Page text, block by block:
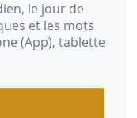
le jour de
et les mots
(App), tablette